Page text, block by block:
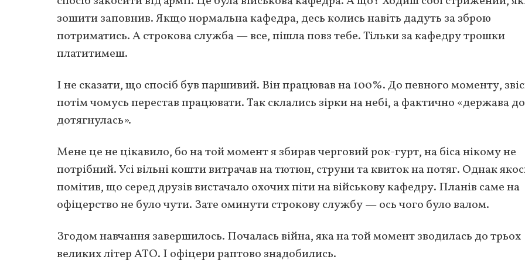
зошити заповнив. Якщо нормальна кафедра, десь колись навіть дадуть за зброю
потриматись. А строкова служба — все, пішла повз тебе. Тільки за кафедру трошки
платитимеш.
І не сказати, що спосіб був паршивий. Він працював на 100%. До певного моменту,
потім чомусь перестав працювати. Так склались зірки на небі, а фактично «держава
дотягнулась».
Мене це не цікавило, бо на той момент я збирав черговий рок-гурт, на біса нікому не
потрібний. Усі вільні кошти витрачав на тютюн, струни та квиток на потяг. Однак
помітив, що серед друзів вистачало охочих піти на військову кафедру. Планів саме на
офіцерство не було чути. Зате оминути строкову службу — ось чого було валом.
Згодом навчання завершилось. Почалась війна, яка на той момент зводилась до трьох
великих літер АТО. І офіцери раптово знадобились.